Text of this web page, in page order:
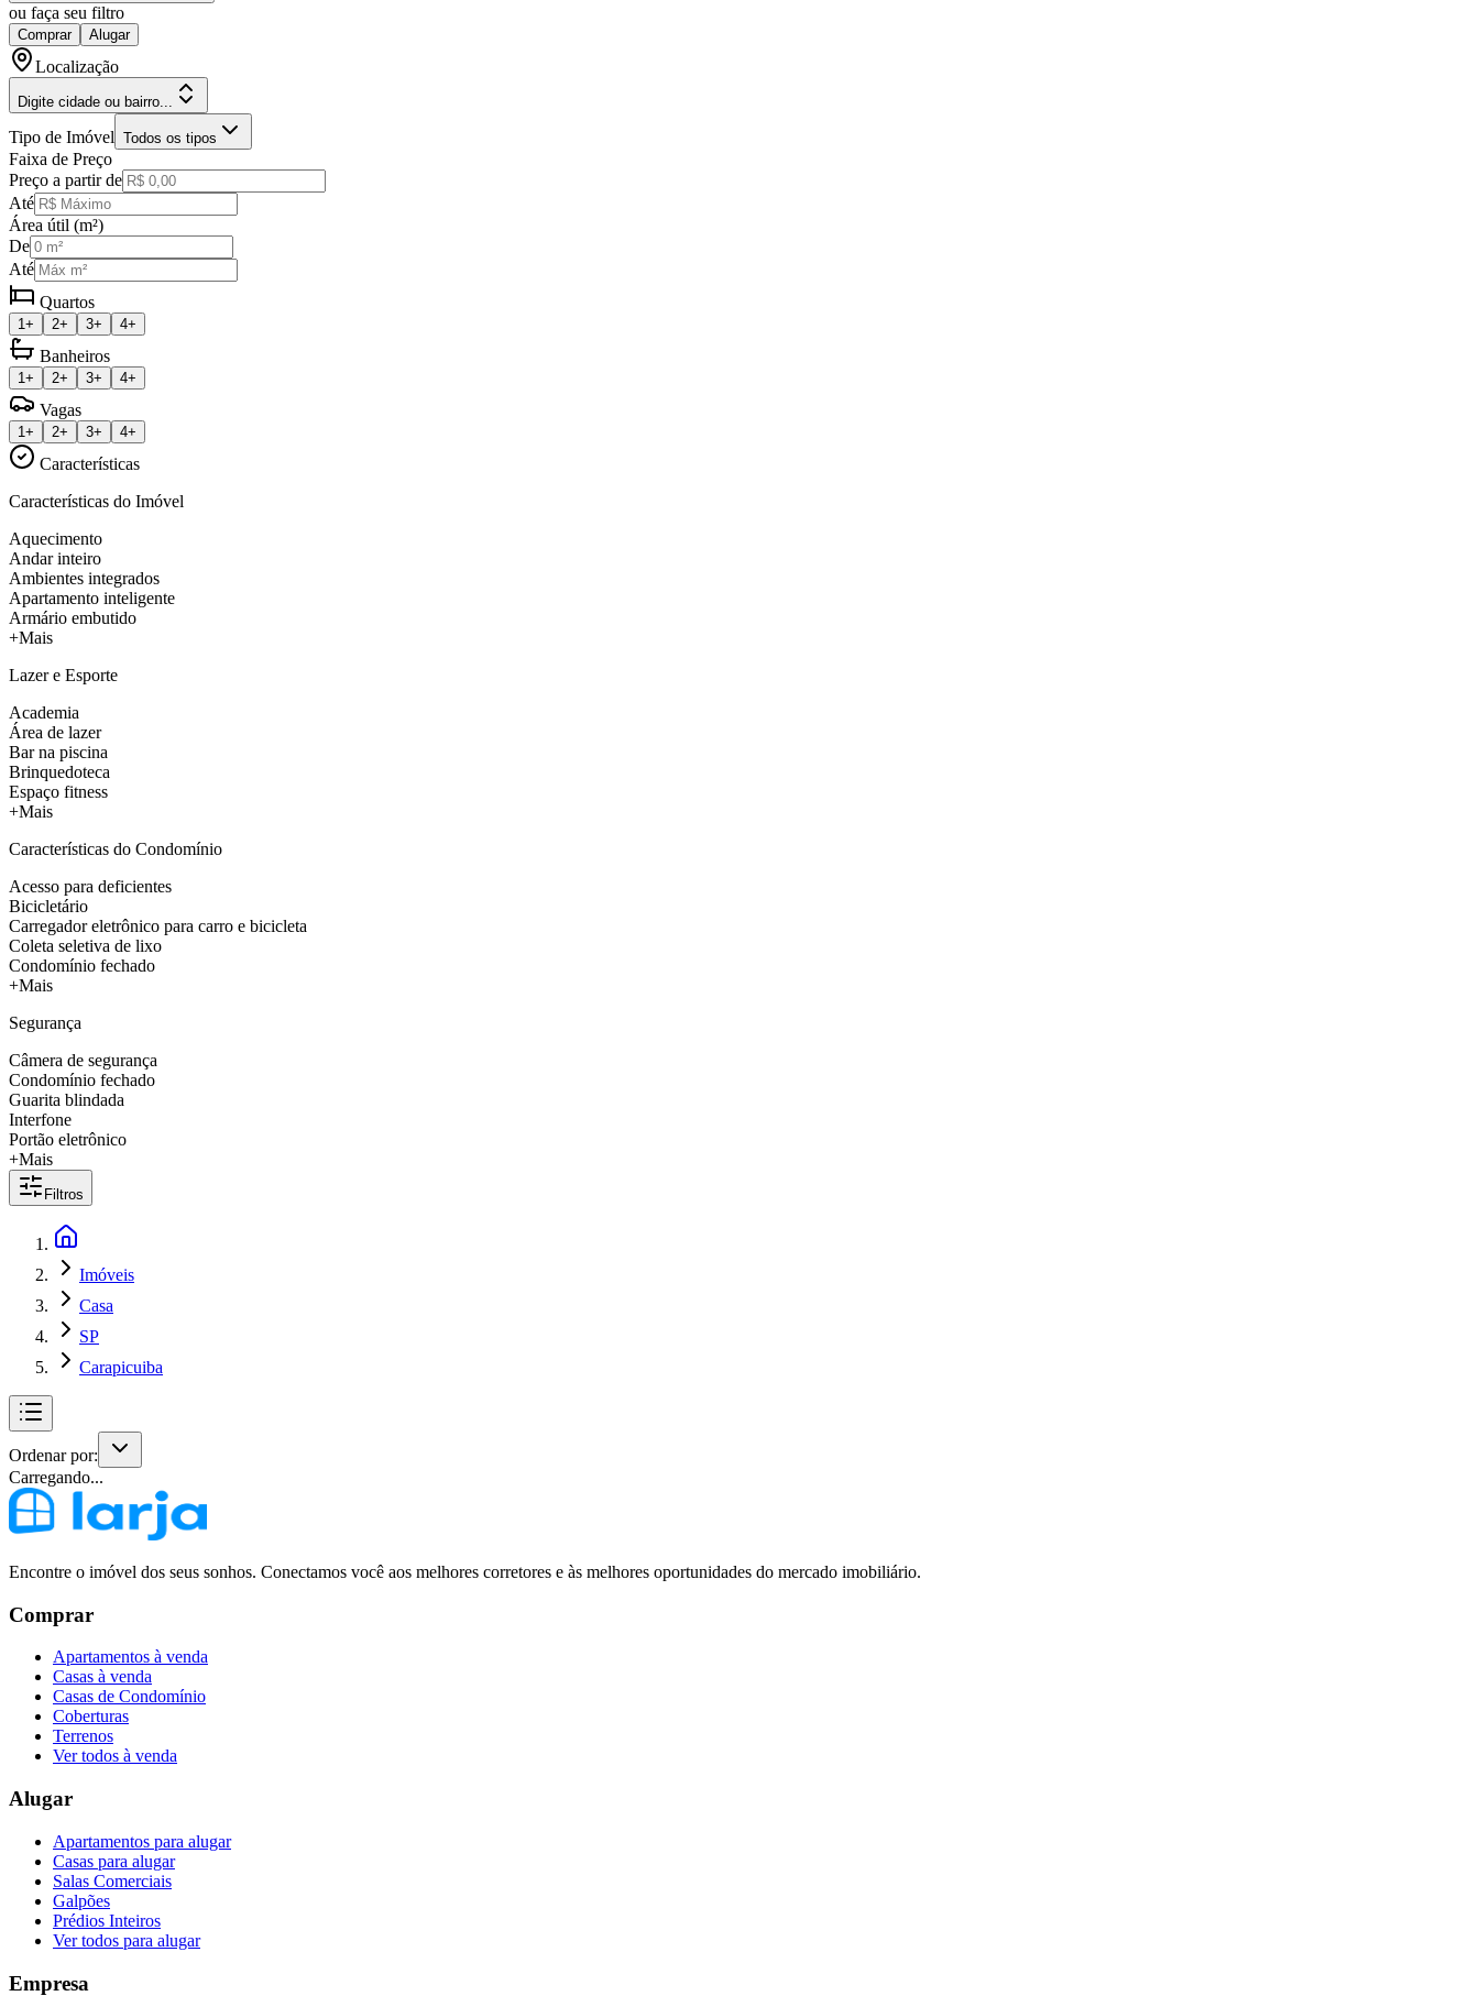
ou faça seu filtro
Comprar Alugar
Localização
Digite cidade ou bairro...
Tipo de Imóvel Todos os tipos
Faixa de Preço
Preço a partir de
Até
Área útil (m²)
De
Até
Quartos
1+ 2+ 3+ 4+
Banheiros
1+ 2+ 3+ 4+
Vagas
1+ 2+ 3+ 4+
Características
Características do Imóvel
Aquecimento
Andar inteiro
Ambientes integrados
Apartamento inteligente
Armário embutido
+Mais
Lazer e Esporte
Academia
Área de lazer
Bar na piscina
Brinquedoteca
Espaço fitness
+Mais
Características do Condomínio
Acesso para deficientes
Bicicletário
Carregador eletrônico para carro e bicicleta
Coleta seletiva de lixo
Condomínio fechado
+Mais
Segurança
Câmera de segurança
Condomínio fechado
Guarita blindada
Interfone
Portão eletrônico
+Mais
Filtros
Imóveis
Casa
SP
Carapicuiba
Ordenar por:
Carregando...
Encontre o imóvel dos seus sonhos. Conectamos você aos melhores corretores e às melhores oportunidades do mercado imobiliário.
Comprar
Apartamentos à venda
Casas à venda
Casas de Condomínio
Coberturas
Terrenos
Ver todos à venda
Alugar
Apartamentos para alugar
Casas para alugar
Salas Comerciais
Galpões
Prédios Inteiros
Ver todos para alugar
Empresa